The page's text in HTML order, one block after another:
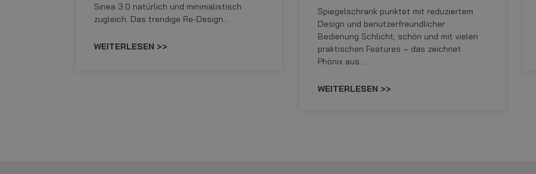
Sinea 3.0 natürlich und minimalistisch
zugleich. Das trendige Re-Design…
WEITERLESEN >>
Spiegelschrank punktet mit reduziertem
Design und benutzerfreundlicher
Bedienung Schlicht, schön und mit vielen
praktischen Features – das zeichnet
Phönix aus.…
WEITERLESEN >>